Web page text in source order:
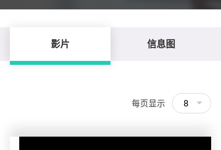
影片 信息图
每页显示 8